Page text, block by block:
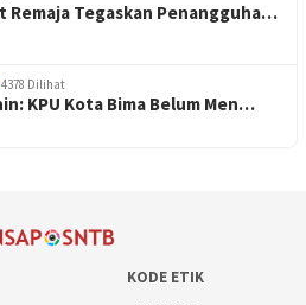
Remaja Tegaskan Penangguha…
4378 Dilihat
KPU Kota Bima Belum Men…
KODE ETIK